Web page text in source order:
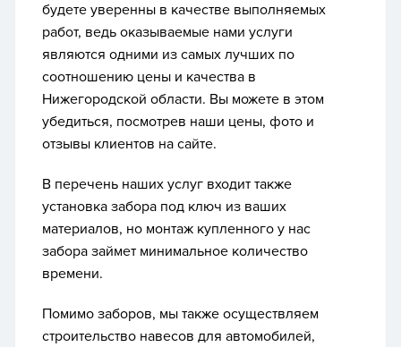
будете уверенны в качестве выполняемых
работ, ведь оказываемые нами услуги
являются одними из самых лучших по
соотношению цены и качества в
Нижегородской области. Вы можете в этом
убедиться, посмотрев наши цены, фото и
отзывы клиентов на сайте.
В перечень наших услуг входит также
установка забора под ключ из ваших
материалов, но монтаж купленного у нас
забора займет минимальное количество
времени.
Помимо заборов, мы также осуществляем
строительство навесов для автомобилей,